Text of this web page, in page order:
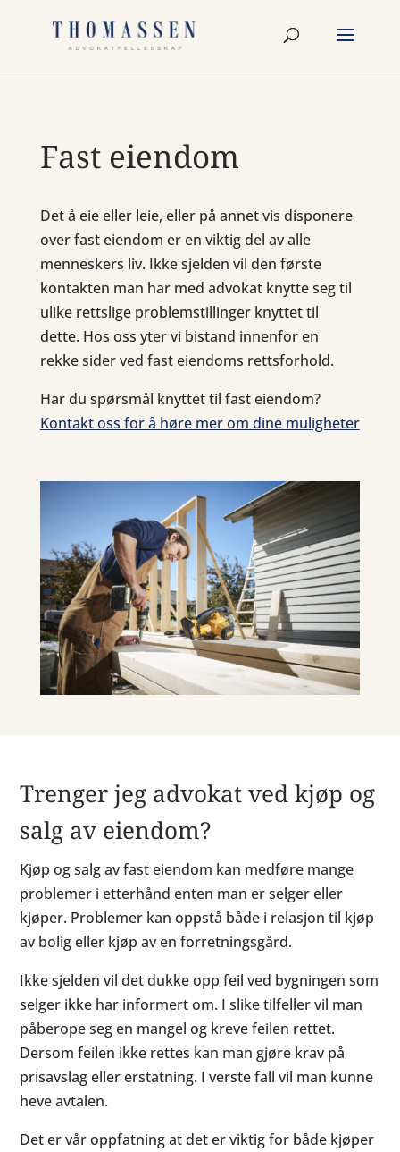
Fast eiendom
Det å eie eller leie, eller på annet vis disponere
over fast eiendom er en viktig del av alle
menneskers liv. Ikke sjelden vil den første
kontakten man har med advokat knytte seg til
ulike rettslige problemstillinger knyttet til
dette. Hos oss yter vi bistand innenfor en
rekke sider ved fast eiendoms rettsforhold.
Har du spørsmål knyttet til fast eiendom?
Kontakt oss for å høre mer om dine muligheter
Trenger jeg advokat ved kjøp og
salg av eiendom?
Kjøp og salg av fast eiendom kan medføre mange
problemer i etterhånd enten man er selger eller
kjøper. Problemer kan oppstå både i relasjon til kjøp
av bolig eller kjøp av en forretningsgård.
Ikke sjelden vil det dukke opp feil ved bygningen som
selger ikke har informert om. I slike tilfeller vil man
påberope seg en mangel og kreve feilen rettet.
Dersom feilen ikke rettes kan man gjøre krav på
prisavslag eller erstatning. I verste fall vil man kunne
heve avtalen.
Det er vår oppfatning at det er viktig for både kjøper